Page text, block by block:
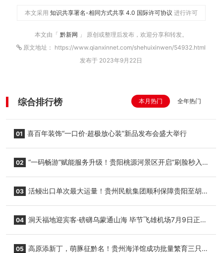
本文采用 知识共享署名-相同方式共享 4.0 国际许可协议 进行许可
本文由「 黔新网 」 原创或整理后发布，欢迎分享和转发。
原文地址： https://www.qianxinnet.com/shehuixinwen/54932.html
发布于 2023年9月22日
综合排行榜 本月热门 全年热门
01 喜百年装饰“一口价·超极放心装”新品发布会盛大举行
02 “一码畅游”赋能服务升级！贵阳桃源河景区开启“刷脸秒入
03 活鳗出口单次最大运量！贵州民航集团顺利保障贵阳至胡
04 洞天福地迎宾客·磅礴乌蒙通山海 毕节飞雄机场7月9日正式
05 高原添新丁，萌豚征黔名！贵州海洋馆成功批量繁育三只